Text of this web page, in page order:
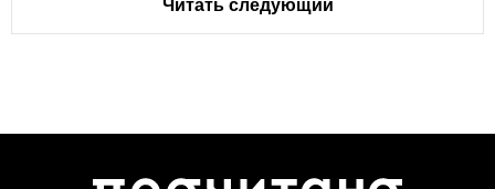
Читать следующий